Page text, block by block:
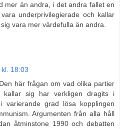
mer än andra, i det andra fallet en
underprivilegierade och kallar
vara mer värdefulla än andra.
18:03
här frågan om vad olika partier
kallar sig har verkligen dragits i
varierande grad lösa kopplingen
Argumenten från alla håll
åtminstone 1990 och debatten